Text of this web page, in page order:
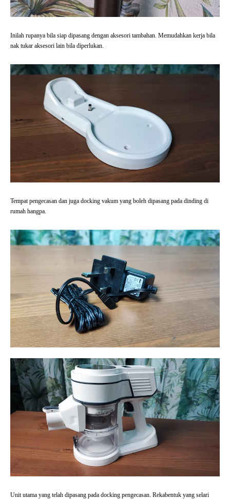
Inilah rupanya bila siap dipasang dengan aksesori tambahan. Memudahkan kerja bila
nak tukar aksesori lain bila diperlukan.
Tempat pengecasan dan juga docking vakum yang boleh dipasang pada dinding di
rumah hangpa.
Unit utama yang telah dipasang pada docking pengecasan. Rekabentuk yang selari